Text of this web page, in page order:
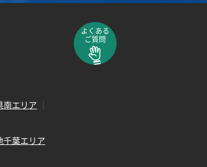
よくある
ご質問
南エリア
千葉エリア